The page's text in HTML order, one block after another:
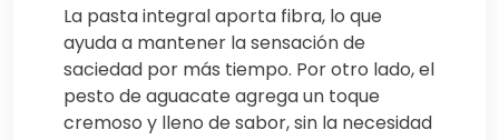
La pasta integral aporta fibra, lo que
ayuda a mantener la sensación de
saciedad por más tiempo. Por otro lado, el
pesto de aguacate agrega un toque
cremoso y lleno de sabor, sin la necesidad